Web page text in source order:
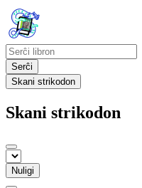
Serĉi
Skani strikodon
Skani strikodon
Nuligi